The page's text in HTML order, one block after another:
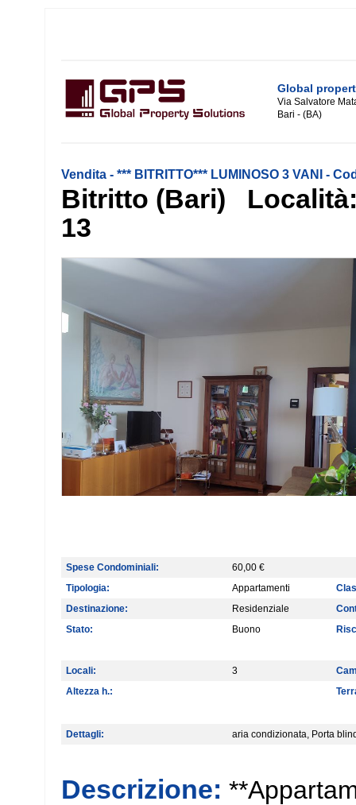
Global
Via Salvatore
Bari - (BA)
Vendita - *** BITRITTO*** LUMINOSO 3 VANI -
Bitritto (Bari)
13
Spese Condominiali:
60,00 €
Tipologia:
Appartamenti
Destinazione:
Residenziale
Stato:
Buono
Locali: 3
Altezza h.:
Dettagli: aria condizionata, Porta
Descrizione: